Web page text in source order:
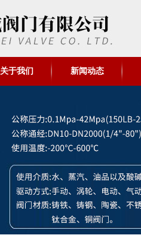
关于我们 新闻动态